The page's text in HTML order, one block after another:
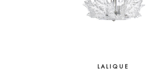
LALIQUE